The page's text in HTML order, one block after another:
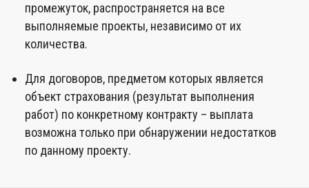
промежуток, распространяется на все
выполняемые проекты, независимо от их
количества.
Для договоров, предметом которых является
объект страхования (результат выполнения
работ) по конкретному контракту – выплата
возможна только при обнаружении недостатков
по данному проекту.